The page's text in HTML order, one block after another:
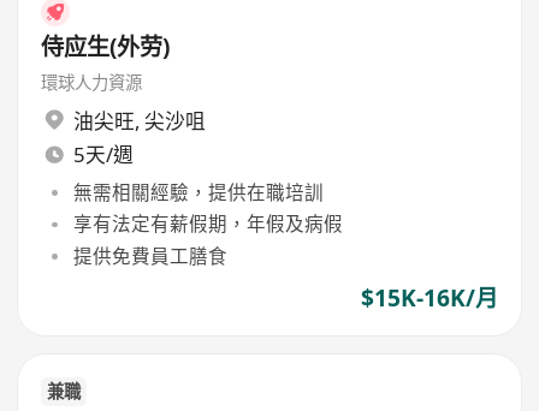
侍应生(外劳)
環球人力資源
油尖旺, 尖沙咀
5天/週
無需相關經驗，提供在職培訓
享有法定有薪假期，年假及病假
提供免費員工膳食
$15K-16K/月
兼職